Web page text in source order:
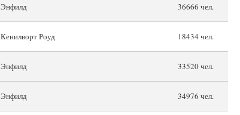
Энфилд 36666 чел.
Кенилворт Роуд 18434 чел.
Энфилд 33520 чел.
Энфилд 34976 чел.